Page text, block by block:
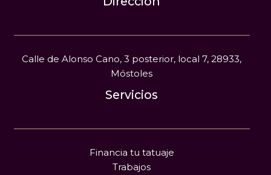
Calle de Alonso Cano, 3 posterior, local 7, 28933,
Móstoles
Servicios
Financia tu tatuaje
Trabajos